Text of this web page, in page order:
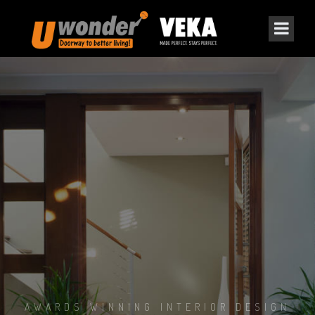
AWARDS WINNING INTERIOR DESIGN